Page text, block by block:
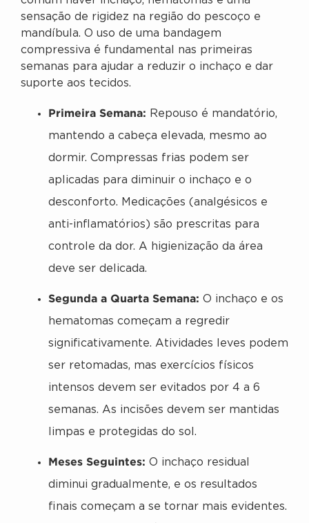
sensação de rigidez na região do pescoço e
mandíbula. O uso de uma bandagem
compressiva é fundamental nas primeiras
semanas para ajudar a reduzir o inchaço e dar
suporte aos tecidos.
Primeira Semana: Repouso é mandatório,
mantendo a cabeça elevada, mesmo ao
dormir. Compressas frias podem ser
aplicadas para diminuir o inchaço e o
desconforto. Medicações (analgésicos e
anti-inflamatórios) são prescritas para
controle da dor. A higienização da área
deve ser delicada.
Segunda a Quarta Semana: O inchaço e os
hematomas começam a regredir
significativamente. Atividades leves podem
ser retomadas, mas exercícios físicos
intensos devem ser evitados por 4 a 6
semanas. As incisões devem ser mantidas
limpas e protegidas do sol.
Meses Seguintes: O inchaço residual
diminui gradualmente, e os resultados
finais começam a se tornar mais evidentes.